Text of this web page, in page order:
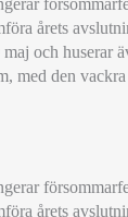
årets
och huserar
med den
årets